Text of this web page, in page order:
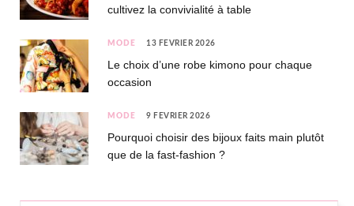
cultivez la convivialité à table
MODE 13 FÉVRIER 2026
Le choix d’une robe kimono pour chaque
occasion
MODE 9 FÉVRIER 2026
Pourquoi choisir des bijoux faits main plutôt
que de la fast-fashion ?